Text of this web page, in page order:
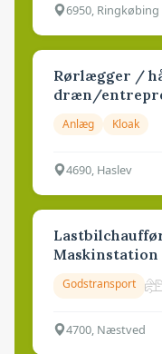
6950, Ringkøbing
Rørlægger /
dræn/
Anlæg Kloak
4690, Haslev
Maskinstation
Godstransport
4700, Næstved